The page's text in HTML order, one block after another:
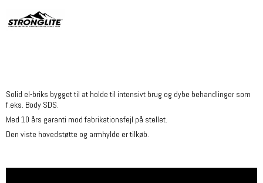
Solid el-briks bygget til at holde til intensivt brug og dybe behandlinger som
f.eks. Body SDS.
Med 10 års garanti mod fabrikationsfejl på stellet.
Den viste hovedstøtte og armhylde er tilkøb.